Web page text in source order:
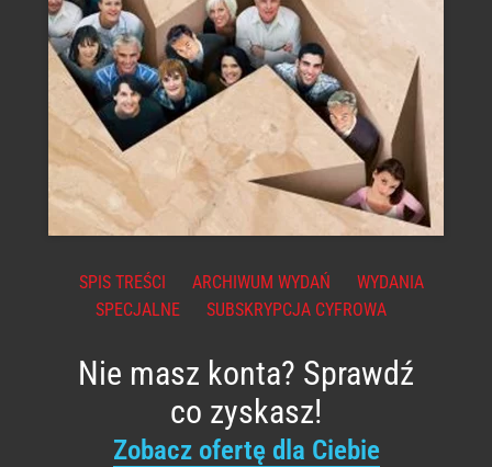
SPIS TREŚCI ARCHIWUM WYDAŃ
WYDANIA
SPECJALNE
SUBSKRYPCJA CYFROWA
Nie masz konta? Sprawdź
co zyskasz!
Zobacz ofertę dla Ciebie